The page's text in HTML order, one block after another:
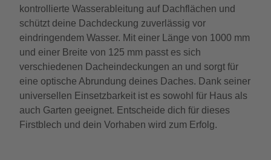
kontrollierte Wasserableitung auf Dachflächen und
schützt deine Dachdeckung zuverlässig vor
eindringendem Wasser. Mit einer Länge von 1000 mm
und einer Breite von 125 mm passt es sich
verschiedenen Dacheindeckungen an und sorgt für
eine optische Abrundung deines Daches. Dank seiner
universellen Einsetzbarkeit ist es sowohl für Haus als
auch Garten geeignet. Entscheide dich für dieses
Firstblech und dein Vorhaben wird zum Erfolg.